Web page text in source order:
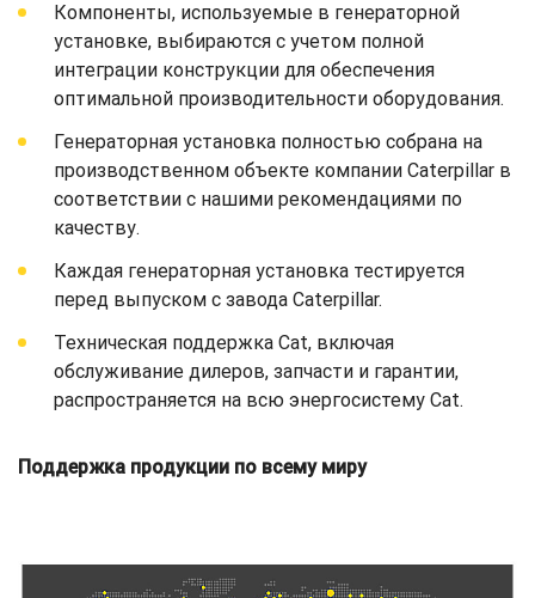
Компоненты, используемые в генераторной
установке, выбираются с учетом полной
интеграции конструкции для обеспечения
оптимальной производительности оборудования.
Генераторная установка полностью собрана на
производственном объекте компании Caterpillar в
соответствии с нашими рекомендациями по
качеству.
Каждая генераторная установка тестируется
перед выпуском с завода Caterpillar.
Техническая поддержка Cat, включая
обслуживание дилеров, запчасти и гарантии,
распространяется на всю энергосистему Cat.
Поддержка продукции по всему миру